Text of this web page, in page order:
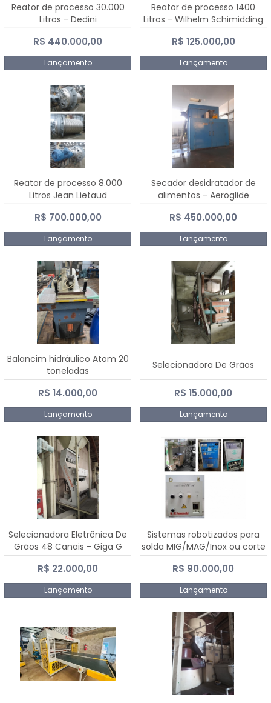
Reator de processo 30.000
Litros - Dedini
R$ 440.000,00
Lançamento
Reator de processo 1400
Litros - Wilhelm Schimidding
R$ 125.000,00
Lançamento
Reator de processo 8.000
Litros Jean Lietaud
R$ 700.000,00
Lançamento
Secador desidratador de
alimentos - Aeroglide
R$ 450.000,00
Lançamento
Balancim hidráulico Atom 20
toneladas
R$ 14.000,00
Lançamento
Selecionadora De Grãos
R$ 15.000,00
Lançamento
Selecionadora Eletrônica De
Grãos 48 Canais - Giga G
10000
R$ 22.000,00
Lançamento
Sistemas robotizados para
solda MIG/MAG/Inox ou corte
plasma
R$ 90.000,00
Lançamento